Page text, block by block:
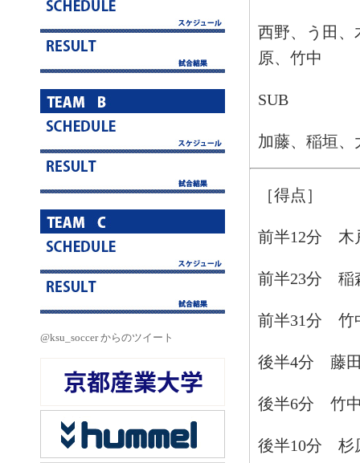
@ksu_soccer からのツイート
西野、う田、
原、竹中
SUB
加藤、稲垣
［得点］
前半12分 木
前半23分 稲
前半31分 竹
後半4分 藤
後半6分 竹
後半10分 杉